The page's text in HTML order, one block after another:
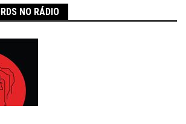
NO RÁDIO